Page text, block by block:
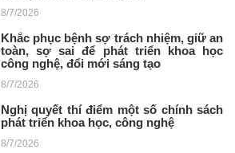
8/7/2026
Khắc phục bệnh sợ trách nhiệm, giữ an
toàn, sợ sai để phát triển khoa học
công nghệ, đổi mới sáng tạo
8/7/2026
Nghị quyết thí điểm một số chính sách
phát triển khoa học, công nghệ
8/7/2026